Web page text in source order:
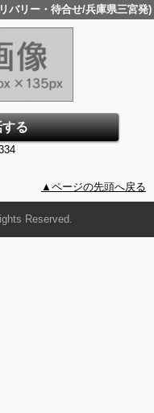
バリー・待合せ/兵庫県三宮発)
する
▲ページの先頭へ戻る
Reserved.